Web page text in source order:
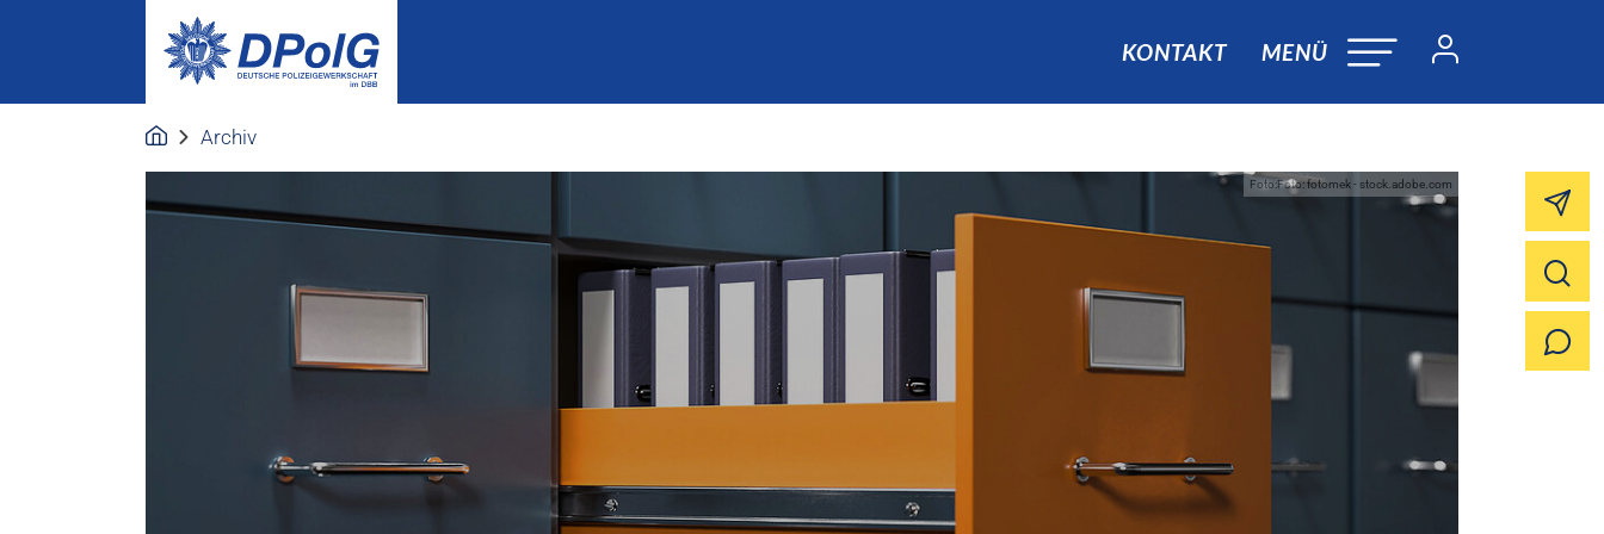
KONTAKT MENÜ
Archiv
Foto:Foto: fotomek - stock.adobe.com